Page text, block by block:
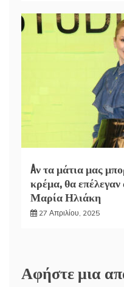
Aν τα μάτια μας
κρέμα, θα επέλεγαν
Μαρία Ηλιάκη
27 Απριλίου, 2025
Αφήστε μια